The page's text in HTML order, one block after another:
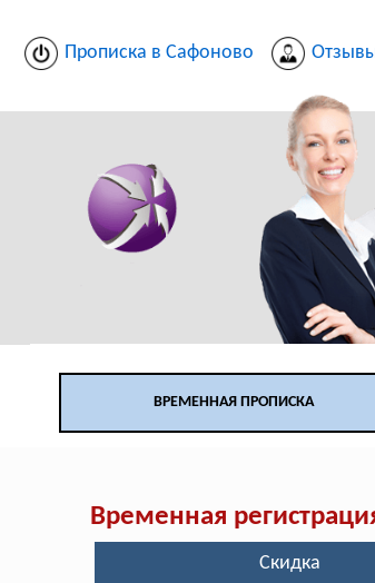
Прописка в Сафоново
ВРЕМЕННАЯ ПРОПИСКА
Временная
Скидка